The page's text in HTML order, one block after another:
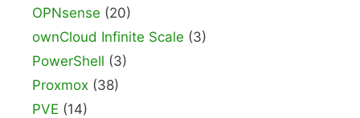
OPNsense (20)
ownCloud Infinite Scale (3)
PowerShell (3)
Proxmox (38)
PVE (14)